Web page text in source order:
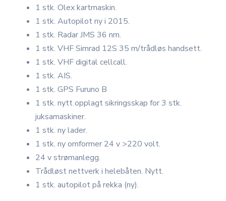
1 stk. Olex kartmaskin.
1 stk. Autopilot ny i 2015.
1 stk. Radar JMS 36 nm.
1 stk. VHF Simrad 12S 35 m/trådløs handsett.
1 stk. VHF digital cellcall.
1 stk. AIS.
1 stk. GPS Furuno B
1 stk. nytt opplagt sikringsskap for 3 stk.
juksamaskiner.
1 stk. ny lader.
1 stk. ny omformer 24 v >220 volt.
24 v strømanlegg.
Trådløst nettverk i helebåten. Nytt.
1 stk. autopilot på rekka (ny).